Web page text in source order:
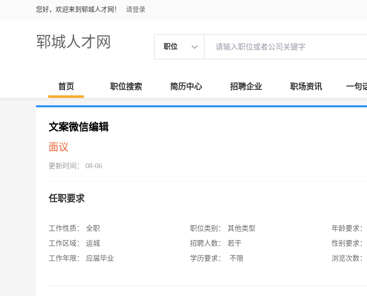
您好，欢迎来到郓城人才网！ 请登录
郓城人才网 职位
首页 职位搜索 简历中心 招聘企业 职场资讯 一句
文案微信编辑
面议
更新时间： 08-06
任职要求
工作性质：
全职
工作区域：
运城
工作年限：
应届毕业
职位类别：
其他类型
招聘人数：
若干
学历要求：
不限
年龄要求：
性别要求：
浏览次数：